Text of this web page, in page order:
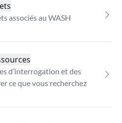
associés au WASH
d’interrogation et des
ce que vous recherchez